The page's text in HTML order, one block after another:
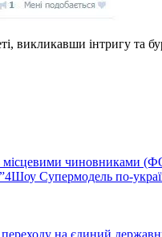
викликавши інтригу та
місцевими
4Шоу Супермодель по-